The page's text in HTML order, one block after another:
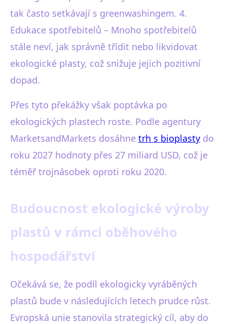
tak často setkávají s greenwashingem. 4.
Edukace spotřebitelů – Mnoho spotřebitelů
stále neví, jak správně třídit nebo likvidovat
ekologické plasty, což snižuje jejich pozitivní
dopad.
Přes tyto překážky však poptávka po
ekologických plastech roste. Podle agentury
MarketsandMarkets dosáhne trh s bioplasty do
roku 2027 hodnoty přes 27 miliard USD, což je
téměř trojnásobek oproti roku 2020.
Budoucnost ekologické výroby
plastů v rámci oběhového
hospodářství
Očekává se, že podíl ekologicky vyráběných
plastů bude v následujících letech prudce růst.
Evropská unie stanovila strategický cíl, aby do